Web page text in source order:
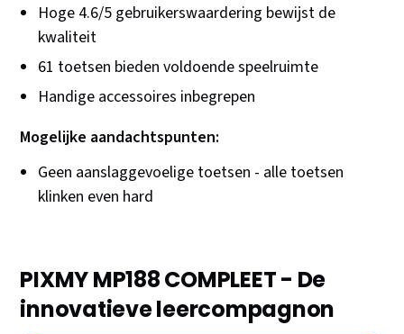
Hoge 4.6/5 gebruikerswaardering bewijst de
kwaliteit
61 toetsen bieden voldoende speelruimte
Handige accessoires inbegrepen
Mogelijke aandachtspunten:
Geen aanslaggevoelige toetsen - alle toetsen
klinken even hard
PIXMY MP188 COMPLEET - De
innovatieve leercompagnon